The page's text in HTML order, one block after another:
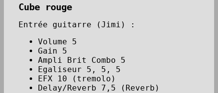
Cube rouge
Entrée guitarre (Jimi) :
Volume 5
Gain 5
Ampli Brit Combo 5
Egaliseur 5, 5, 5
EFX 10 (tremolo)
Delay/Reverb 7,5 (Reverb)